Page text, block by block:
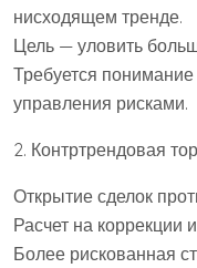
нисходящем тренде.
Цель — уловить
Требуется понимание
управления рисками.
2. Контртрендовая
Открытие сделок
Расчет на коррекции
Более рискованная